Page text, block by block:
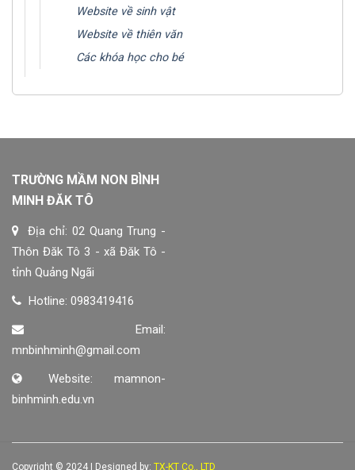
Website về sinh vật
Website về thiên văn
Các khóa học cho bé
TRƯỜNG MẦM NON BÌNH
MINH ĐĂK TÔ
Địa chỉ: 02 Quang Trung -
Thôn Đăk Tô 3 - xã Đăk Tô -
tỉnh Quảng Ngãi
Hotline: 0983419416
Email:
mnbinhminh@gmail.com
Website: mamnon-
binhminh.edu.vn
Copyright © 2024 | Designed by: TX-KT Co., LTD